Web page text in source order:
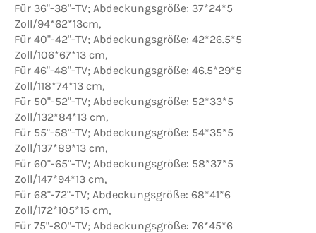
Für 36"-38"-TV; Abdeckungsgröße: 37*24*5
Zoll/94*62*13cm,
Für 40"-42"-TV; Abdeckungsgröße: 42*26.5*5
Zoll/106*67*13 cm,
Für 46"-48"-TV; Abdeckungsgröße: 46.5*29*5
Zoll/118*74*13 cm,
Für 50"-52"-TV; Abdeckungsgröße: 52*33*5
Zoll/132*84*13 cm,
Für 55"-58"-TV; Abdeckungsgröße: 54*35*5
Zoll/137*89*13 cm,
Für 60"-65"-TV; Abdeckungsgröße: 58*37*5
Zoll/147*94*13 cm,
Für 68"-72"-TV; Abdeckungsgröße: 68*41*6
Zoll/172*105*15 cm,
Für 75"-80"-TV; Abdeckungsgröße: 76*45*6